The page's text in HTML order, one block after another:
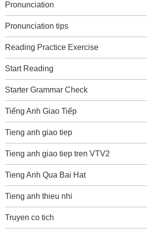
Pronunciation
Pronunciation tips
Reading Practice Exercise
Start Reading
Starter Grammar Check
Tiếng Anh Giao Tiếp
Tieng anh giao tiep
Tieng anh giao tiep tren VTV2
Tieng Anh Qua Bai Hat
Tieng anh thieu nhi
Truyen co tich